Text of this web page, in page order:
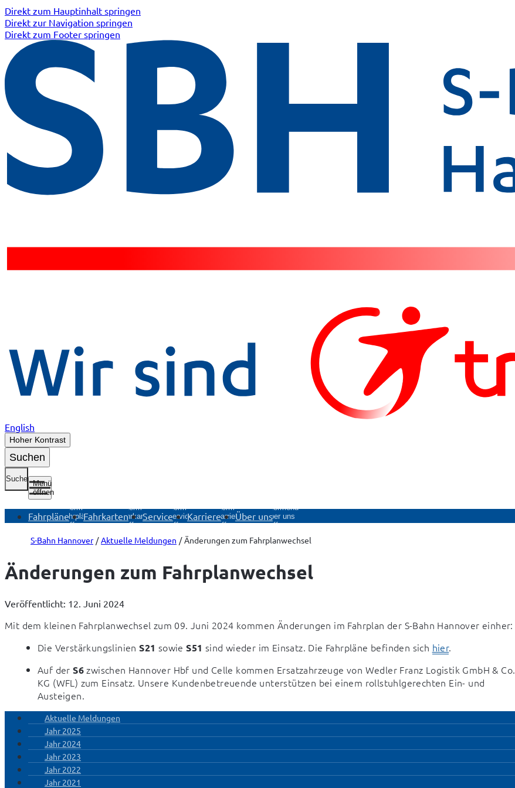
Direkt zum Hauptinhalt springen
Direkt zur Navigation springen
Direkt zum Footer springen
English
Hoher Kontrast
Suchen
Suche
Menü
öffnen
Fahrpläne
Untermenü
Fahrpläne
öffnen
Fahrkarten
Untermenü
Fahrkarten
öffnen
Service
Untermenü
Service
öffnen
Karriere
Untermenü
Karriere
öffnen
Über uns
Untermenü
Über uns
öffnen
S-Bahn Hannover Aktuelle Meldungen Änderungen zum Fahrplanwechsel
Änderungen zum Fahrplanwechsel
Veröffentlicht: 12. Juni 2024
Mit dem kleinen Fahrplanwechsel zum 09. Juni 2024 kommen Änderungen im Fahrplan der S-Bahn Hannover einher:
Die Verstärkungslinien S21 sowie S51 sind wieder im Einsatz. Die Fahrpläne befinden sich hier.
Auf der S6 zwischen Hannover Hbf und Celle kommen Ersatzahrzeuge von Wedler Franz Logistik GmbH & Co.
KG (WFL) zum Einsatz. Unsere Kundenbetreuende unterstützen bei einem rollstuhlgerechten Ein- und
Austeigen.
Aktuelle Meldungen
Jahr 2025
Jahr 2024
Jahr 2023
Jahr 2022
Jahr 2021